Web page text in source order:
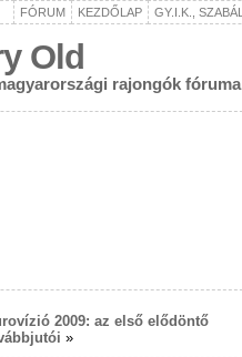
FÓRUM KEZDŐLAP GY.I.K.,
Old
rajongók fóruma
2009: az első elődöntő
»